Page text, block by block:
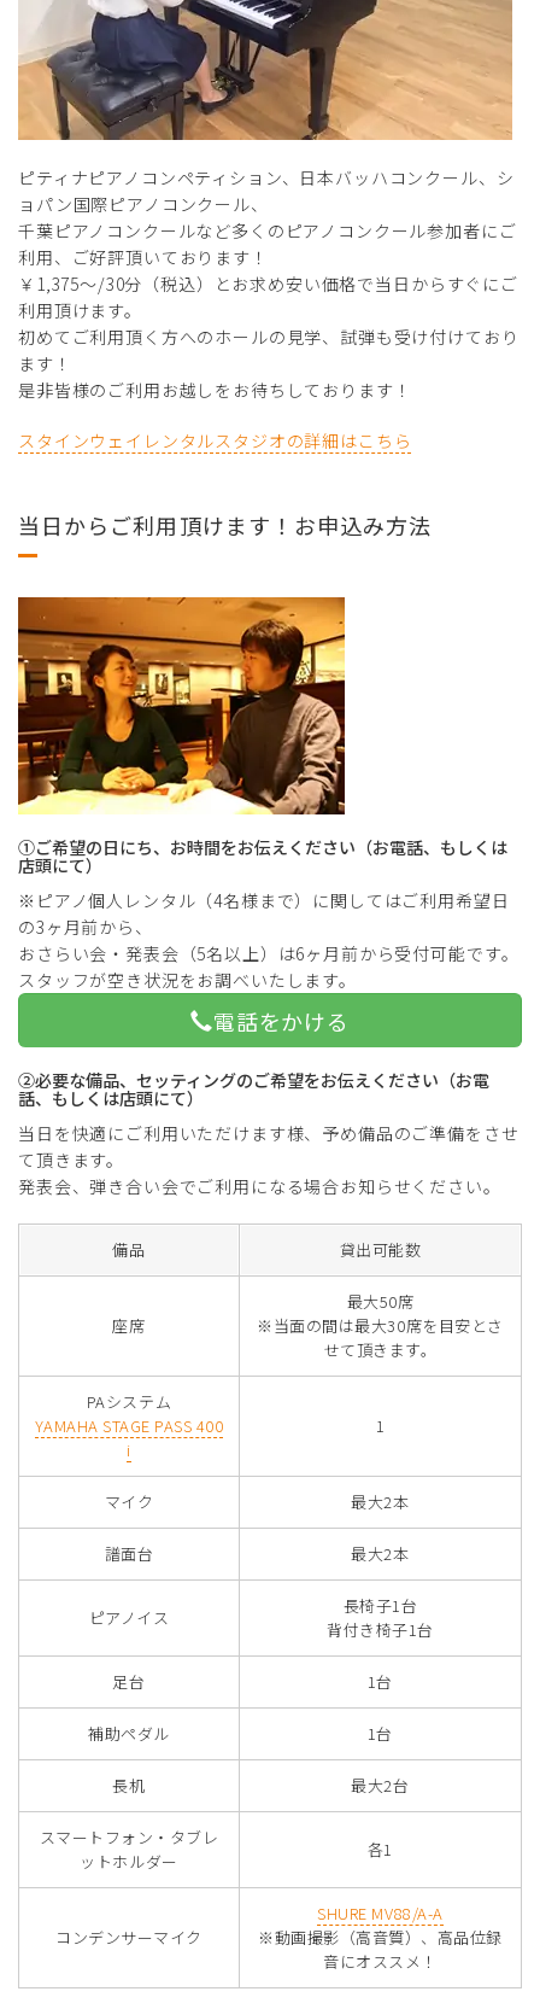
ピティナピアノコンペティション、日本バッハコンクール、シ
ョパン国際ピアノコンクール、
千葉ピアノコンクールなど多くのピアノコンクール参加者にご
利用、ご好評頂いております！
￥1,375～/30分（税込）とお求め安い価格で当日からすぐにご
利用頂けます。
初めてご利用頂く方へのホールの見学、試弾も受け付けており
ます！
是非皆様のご利用お越しをお待ちしております！
スタインウェイレンタルスタジオの詳細はこちら
当日からご利用頂けます！お申込み方法
①ご希望の日にち、お時間をお伝えください（お電話、もしくは
店頭にて）
※ピアノ個人レンタル（4名様まで）に関してはご利用希望日
の3ヶ月前から、
おさらい会・発表会（5名以上）は6ヶ月前から受付可能です。
スタッフが空き状況をお調べいたします。
電話をかける
②必要な備品、セッティングのご希望をお伝えください（お電
話、もしくは店頭にて）
当日を快適にご利用いただけます様、予め備品のご準備をさせ
て頂きます。
発表会、弾き合い会でご利用になる場合お知らせください。
備品 貸出可能数
座席
最大50席
※当面の間は最大30席を目安とさ
せて頂きます。
PAシステム
YAMAHA STAGE PASS 400
i
1
マイク 最大2本
譜面台 最大2本
ピアノイス
長椅子1台
背付き椅子1台
足台 1台
補助ペダル 1台
長机 最大2台
スマートフォン・タブレ
ットホルダー
各1
コンデンサーマイク
SHURE MV88/A-A
※動画撮影（高音質）、高品位録
音にオススメ！